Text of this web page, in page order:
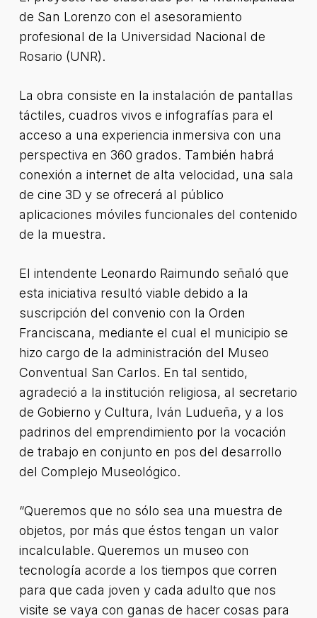
de San Lorenzo con el asesoramiento
profesional de la Universidad Nacional de
Rosario (UNR).
La obra consiste en la instalación de pantallas
táctiles, cuadros vivos e infografías para el
acceso a una experiencia inmersiva con una
perspectiva en 360 grados. También habrá
conexión a internet de alta velocidad, una sala
de cine 3D y se ofrecerá al público
aplicaciones móviles funcionales del contenido
de la muestra.
El intendente Leonardo Raimundo señaló que
esta iniciativa resultó viable debido a la
suscripción del convenio con la Orden
Franciscana, mediante el cual el municipio se
hizo cargo de la administración del Museo
Conventual San Carlos. En tal sentido,
agradeció a la institución religiosa, al secretario
de Gobierno y Cultura, Iván Ludueña, y a los
padrinos del emprendimiento por la vocación
de trabajo en conjunto en pos del desarrollo
del Complejo Museológico.
“Queremos que no sólo sea una muestra de
objetos, por más que éstos tengan un valor
incalculable. Queremos un museo con
tecnología acorde a los tiempos que corren
para que cada joven y cada adulto que nos
visite se vaya con ganas de hacer cosas para